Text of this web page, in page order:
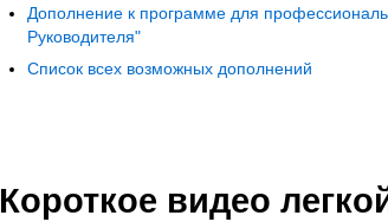
Дополнение к программе для
Руководителя"
Список всех возможных дополнений
Короткое видео